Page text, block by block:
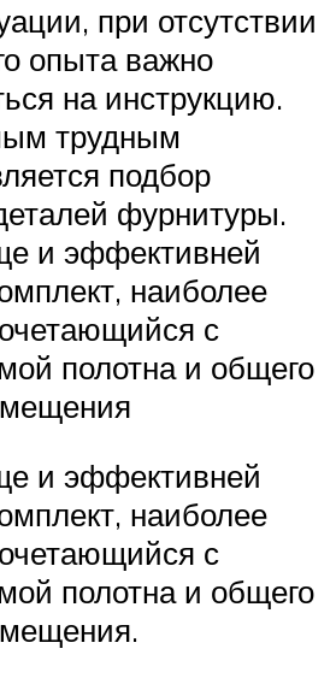
при отсутствии
опыта важно
на инструкцию.
трудным
подбор
фурнитуры.
и эффективней
наиболее
с
полотна и общего
и эффективней
наиболее
с
полотна и общего